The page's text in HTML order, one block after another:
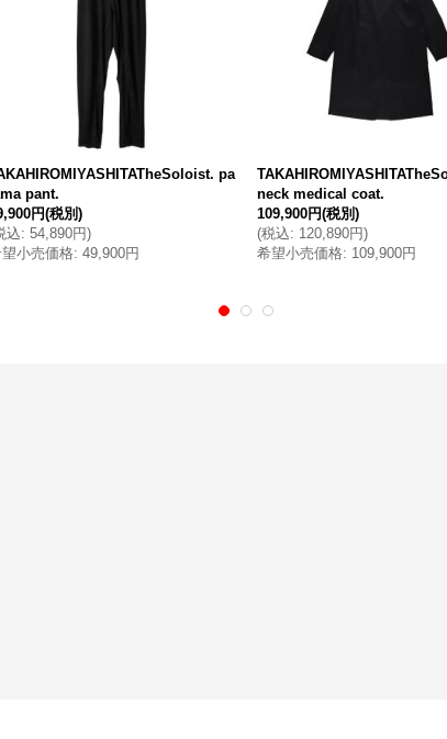
pa
pant.
円(税別)
込: 54,890円)
小売価格: 49,900円
neck medical coat.
109,900円(税別)
(税込: 120,890円)
希望小売価格: 109,900円